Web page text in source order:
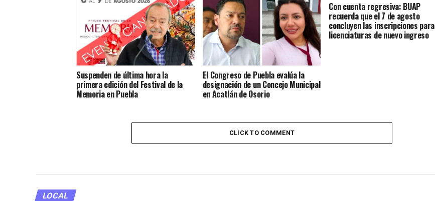
Suspenden de última hora la
primera edición del Festival de la
Memoria en Puebla
El Congreso de Puebla evalúa la
designación de un Concejo Municipal
en Acatlán de Osorio
Con cuenta regresiva: BUAP
recuerda que el 7 de agosto
concluyen las inscripciones para
licenciaturas de nuevo ingreso
CLICK TO COMMENT
LOCAL